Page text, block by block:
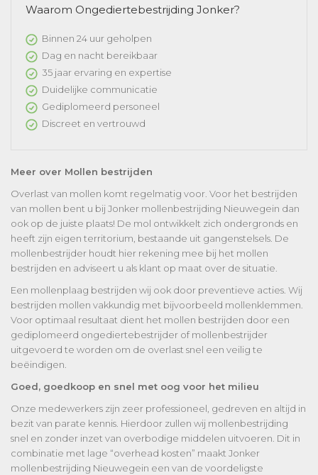
Waarom Ongediertebestrijding Jonker?
Binnen 24 uur geholpen
Dag en nacht bereikbaar
35 jaar ervaring en expertise
Duidelijke communicatie
Gediplomeerd personeel
Discreet en vertrouwd
Meer over Mollen bestrijden
Overlast van mollen komt regelmatig voor. Voor het bestrijden
van mollen bent u bij Jonker mollenbestrijding Nieuwegein dan
ook op de juiste plaats! De mol ontwikkelt zich ondergronds en
heeft zijn eigen territorium, bestaande uit gangenstelsels. De
mollenbestrijder houdt hier rekening mee bij het mollen
bestrijden en adviseert u als klant op maat over de situatie.
Een mollenplaag bestrijden wij ook door preventieve acties. Wij
bestrijden mollen vakkundig met bijvoorbeeld mollenklemmen.
Voor optimaal resultaat dient het mollen bestrijden door een
gediplomeerd ongediertebestrijder of mollenbestrijder
uitgevoerd te worden om de overlast snel een veilig te
beëindigen.
Goed, goedkoop en snel met oog voor het milieu
Onze medewerkers zijn zeer professioneel, gedreven en altijd in
bezit van parate kennis. Hierdoor zullen wij mollenbestrijding
snel en zonder inzet van overbodige middelen uitvoeren. Dit in
combinatie met lage “overhead kosten” maakt Jonker
mollenbestrijding Nieuwegein een van de voordeligste